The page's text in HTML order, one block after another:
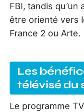
FBI, tandis
être orienté vers
France 2 ou Arte.
Les
télévisé du
Le programme